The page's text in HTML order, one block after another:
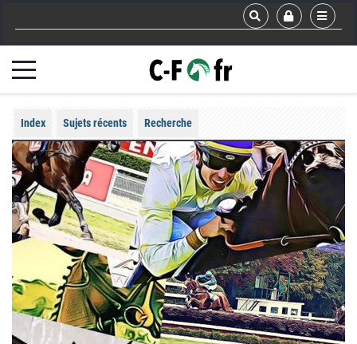
Index Sujets récents Recherche